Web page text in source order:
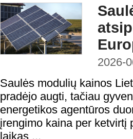
2026-
Saulės modulių kainos
pradėjo augti, tačiau
energetikos agentūros
įrengimo kaina per ketvirtį
laikas ...